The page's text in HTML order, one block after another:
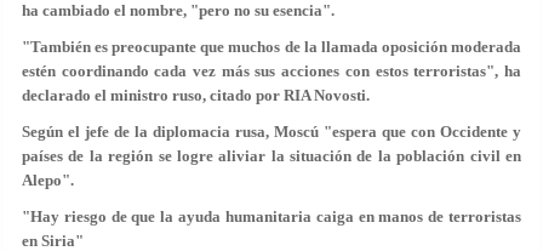
ha cambiado el nombre, "pero no su esencia".
"También es preocupante que muchos de la llamada oposición moderada
estén coordinando cada vez más sus acciones con estos terroristas", ha
declarado el ministro ruso, citado por RIA Novosti.
Según el jefe de la diplomacia rusa, Moscú "espera que con Occidente y
países de la región se logre aliviar la situación de la población civil en
Alepo".
"Hay riesgo de que la ayuda humanitaria caiga en manos de terroristas
en Siria"